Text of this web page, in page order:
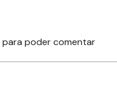
para poder comentar